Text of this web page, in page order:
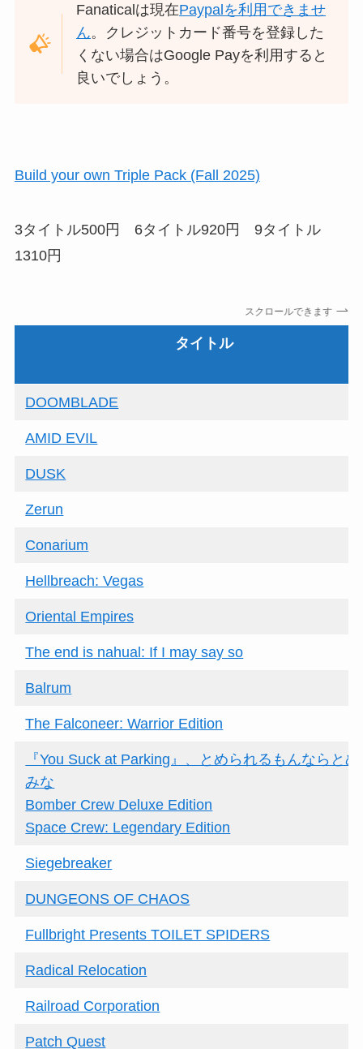
Fanaticalは現在Paypalを利用できませ
ん。クレジットカード番号を登録した
くない場合はGoogle Payを利用すると
良いでしょう。
Build your own Triple Pack (Fall 2025)
3タイトル500円 6タイトル920円 9タイトル
1310円
スクロールできます
タイトル
DOOMBLADE
AMID EVIL
DUSK
Zerun
Conarium
Hellbreach: Vegas
Oriental Empires
The end is nahual: If I may say so
Balrum
The Falconeer: Warrior Edition
『You Suck at Parking』、とめられるもんならと
みな
Bomber Crew Deluxe Edition
Space Crew: Legendary Edition
Siegebreaker
DUNGEONS OF CHAOS
Fullbright Presents TOILET SPIDERS
Radical Relocation
Railroad Corporation
Patch Quest